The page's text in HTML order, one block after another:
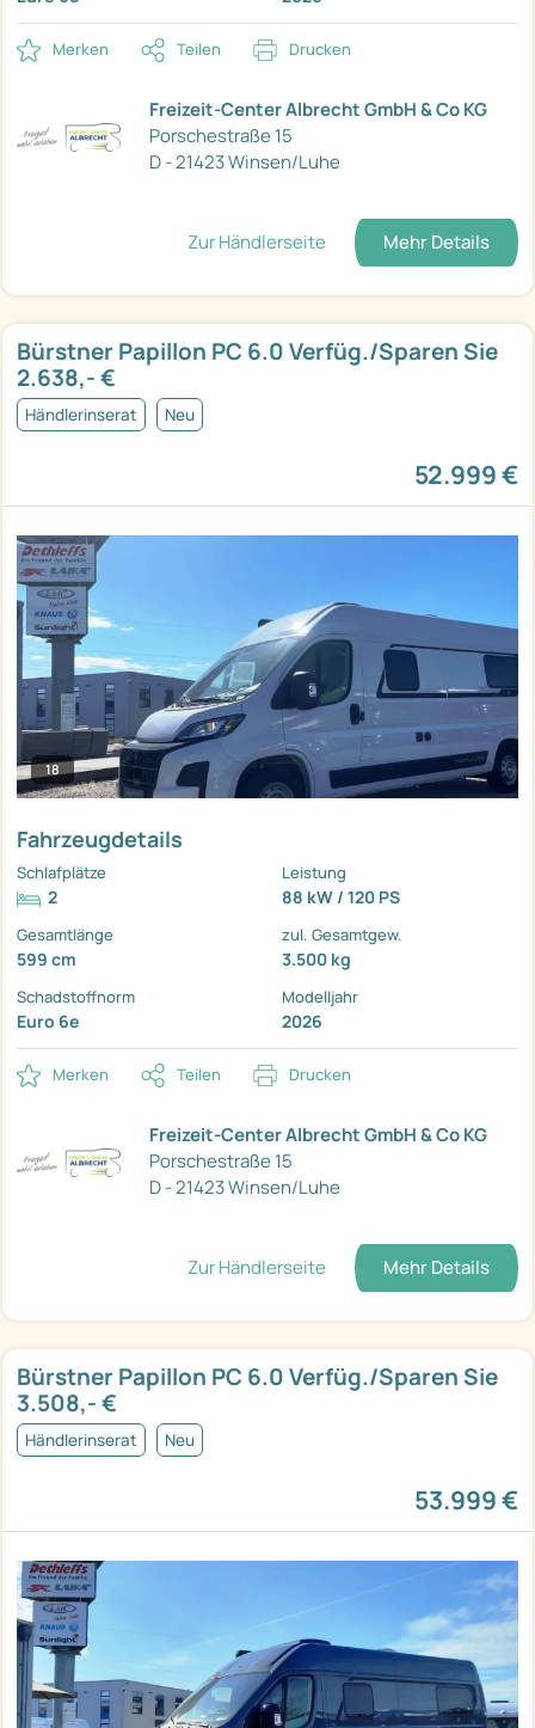
Merken Teilen Drucken
Freizeit-Center Albrecht GmbH & Co KG
Porschestraße 15
D - 21423 Winsen/Luhe
Zur Händlerseite Mehr Details
Bürstner Papillon PC 6.0 Verfüg./Sparen Sie
2.638,- €
Händlerinserat Neu
52.999 €
18
Fahrzeugdetails
Schlafplätze
2
Leistung
88 kW / 120 PS
Gesamtlänge
599 cm
zul. Gesamtgew.
3.500 kg
Schadstoffnorm
Euro 6e
Modelljahr
2026
Merken Teilen Drucken
Freizeit-Center Albrecht GmbH & Co KG
Porschestraße 15
D - 21423 Winsen/Luhe
Zur Händlerseite Mehr Details
Bürstner Papillon PC 6.0 Verfüg./Sparen Sie
3.508,- €
Händlerinserat Neu
53.999 €